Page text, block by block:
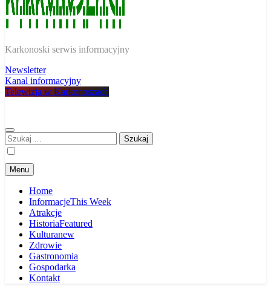
W Karkonoszach
Karkonoski serwis informacyjny
Newsletter
Kanal informacyjny
Telewizja w Karkonoszach
Szukaj:
Menu
Home
InformacjeThis Week
Atrakcje
HistoriaFeatured
Kulturanew
Zdrowie
Gastronomia
Gospodarka
Kontakt